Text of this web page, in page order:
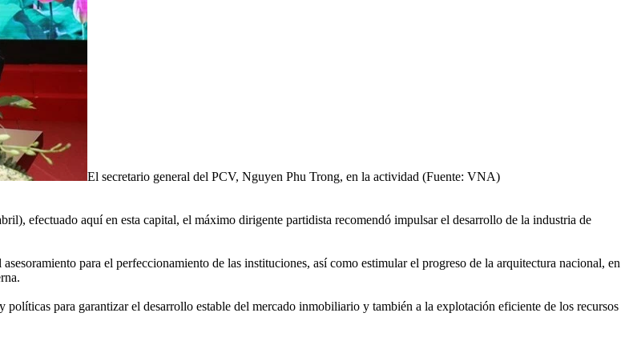
El secretario general del PCV, Nguyen Phu Trong, en la actividad (Fuente: VNA)
efectuado aquí en esta capital, el máximo dirigente partidista recomendó impulsar el desarrollo de la industria de
para el perfeccionamiento de las instituciones, así como estimular el progreso de la arquitectura nacional, en
para garantizar el desarrollo estable del mercado inmobiliario y también a la explotación eficiente de los recursos